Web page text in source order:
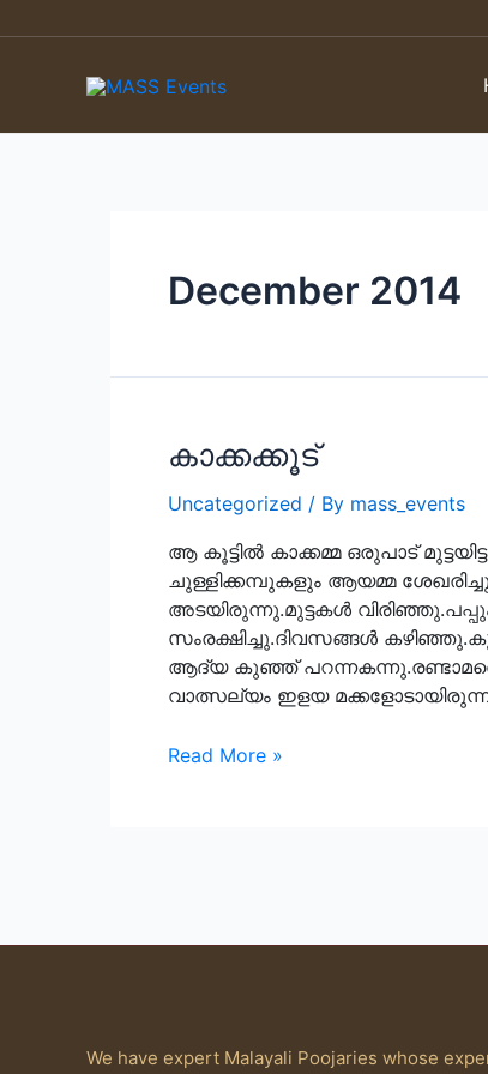
to
December 2014
കാക്കക്കൂട്
Uncategorized / By mass_events
ആ കൂട്ടില്‍ കാക്കമ്മ ഒരുപാട്
ചുള്ളിക്കമ്പുകളും ആയമ്മ
അടയിരുന്നു.മുട്ടകള്‍
സംരക്ഷിച്ചു.ദിവസങ്ങള്‍
ആദ്യ കുഞ്ഞ്
വാത്സല്യം ഇളയ
കാക്കക്കൂട്
Read More »
We have expert Malayali Poojaries whose